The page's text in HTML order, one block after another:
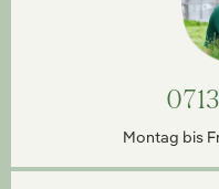
Montag bis